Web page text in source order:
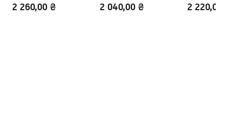
2 260,00 ₴ 2 040,00 ₴ 2 220,00